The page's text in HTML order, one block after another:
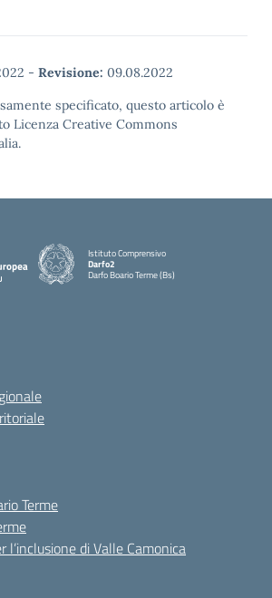
- Revisione: 09.08.2022
specificato, questo articolo è
Licenza Creative Commons
Istituto Comprensivo
Darfo2
Darfo Boario Terme (Bs)
Terme
di Valle Camonica